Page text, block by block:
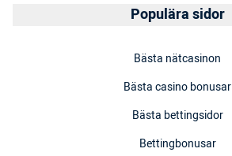
Populära sidor
Bästa nätcasinon
Bästa casino bonusar
Bästa bettingsidor
Bettingbonusar